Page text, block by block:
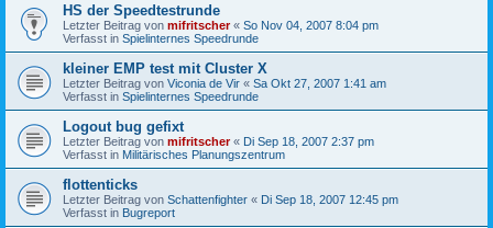
HS der Speedtestrunde
Letzter Beitrag von mifritscher« So Nov 04, 2007 8:04 pm
Verfasst in Spielinternes Speedrunde
kleiner EMP test mit Cluster X
Letzter Beitrag von Viconia de Vir « Sa Okt 27, 2007 1:41 am
Verfasst in Spielinternes Speedrunde
Logout bug gefixt
Letzter Beitrag von mifritscher« Di Sep 18, 2007 2:37 pm
Verfasst in Militärisches Planungszentrum
flottenticks
Letzter Beitrag von Schattenfighter « Di Sep 18, 2007 12:45 pm
Verfasst in Bugreport